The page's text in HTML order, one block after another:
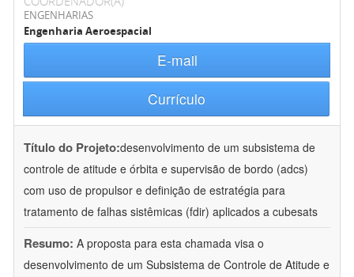
ENGENHARIAS
Engenharia Aeroespacial
E-mail
Currículo
Título do Projeto:desenvolvimento de um subsistema de
controle de atitude e órbita e supervisão de bordo (adcs)
com uso de propulsor e definição de estratégia para
tratamento de falhas sistêmicas (fdir) aplicados a cubesats
Resumo: A proposta para esta chamada visa o
desenvolvimento de um Subsistema de Controle de Atitude e